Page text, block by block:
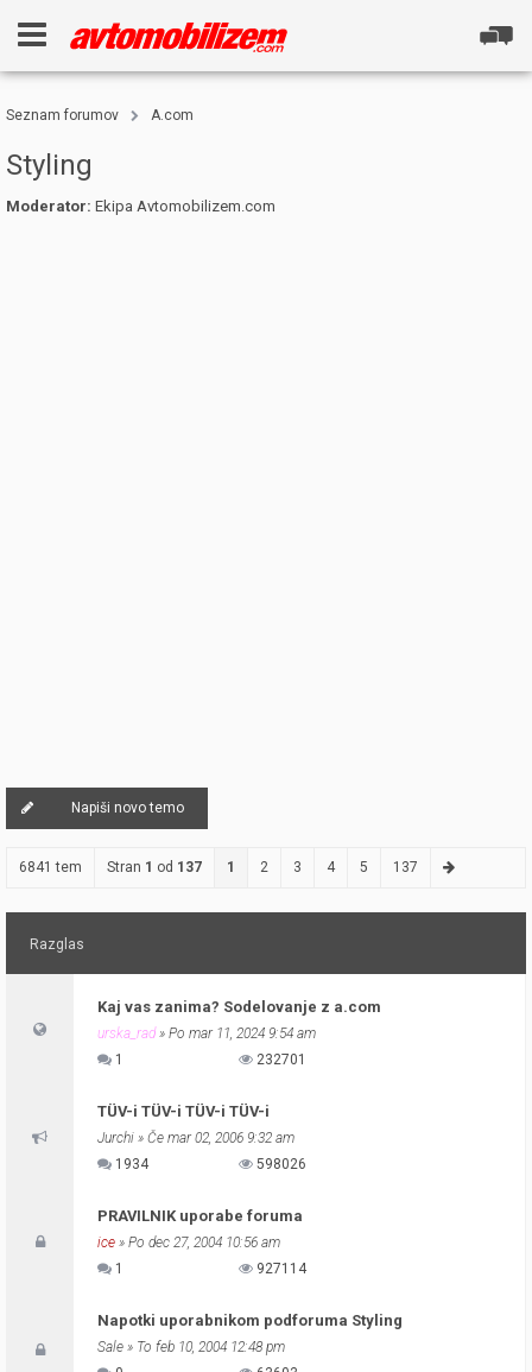
Seznam forumov A.com
Styling
Moderator: Ekipa Avtomobilizem.com
Napiši novo temo
6841 tem Stran 1 od 137 1 2 3 4 5 137
Razglas
Kaj vas zanima? Sodelovanje z a.com
urska_rad» Po mar 11, 2024 9:54 am
1
232701
TÜV-i TÜV-i TÜV-i TÜV-i
Jurchi » Če mar 02, 2006 9:32 am
1934
598026
PRAVILNIK uporabe foruma
ice » Po dec 27, 2004 10:56 am
1
927114
Napotki uporabnikom podforuma Styling
Sale » To feb 10, 2004 12:48 pm